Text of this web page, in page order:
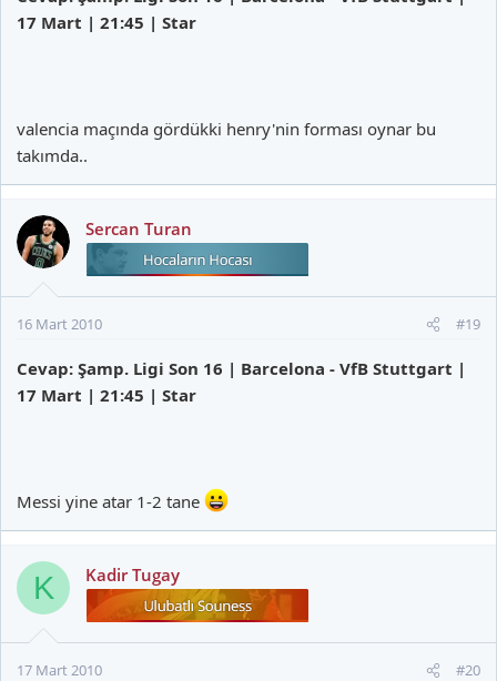
17 Mart | 21:45 | Star
valencia maçında gördükki henry'nin forması oynar bu
takımda..
Sercan Turan
16 Mart 2010 #19
Cevap: Şamp. Ligi Son 16 | Barcelona - VfB Stuttgart |
17 Mart | 21:45 | Star
Messi yine atar 1-2 tane
K Kadir Tugay
17 Mart 2010 #20